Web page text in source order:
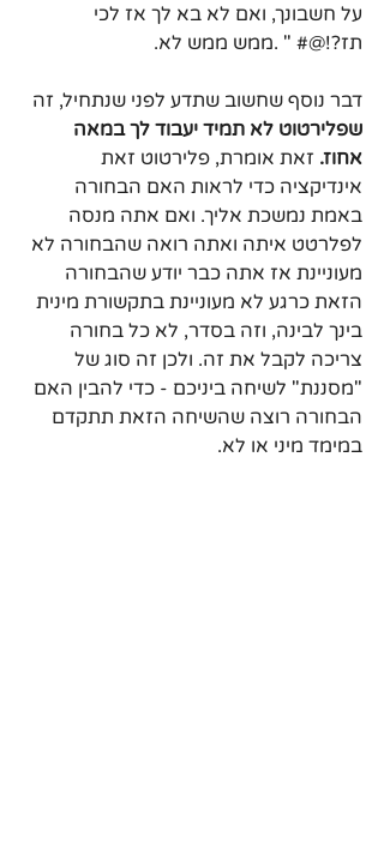
על חשבונך, ואם לא בא לך אז לכי
תז?!@# " .ממש ממש לא.
דבר נוסף שחשוב שתדע לפני שנתחיל, זה
שפלירטוט לא תמיד יעבוד לך במאה
אחוז. זאת אומרת, פלירטוט זאת
אינדיקציה כדי לראות האם הבחורה
באמת נמשכת אליך. ואם אתה מנסה
לפלרטט איתה ואתה רואה שהבחורה לא
מעוניינת אז אתה כבר יודע שהבחורה
הזאת כרגע לא מעוניינת בתקשורת מינית
בינך לבינה, וזה בסדר, לא כל בחורה
צריכה לקבל את זה. ולכן זה סוג של
"מסננת" לשיחה ביניכם - כדי להבין האם
הבחורה רוצה שהשיחה הזאת תתקדם
במימד מיני או לא.